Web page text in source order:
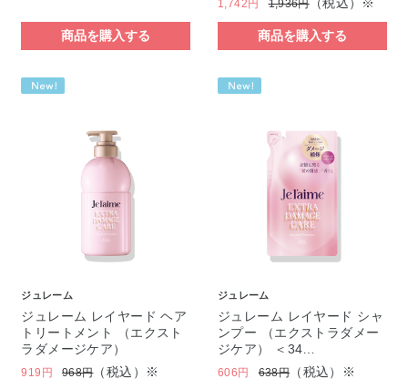
商品を購入する
1,742円 1,936円
商品を購入する
ジュレーム
ジュレーム レイヤード ヘア
トリートメント （エクスト
ラダメージケア）
919円 968円（税込）※
ジュレーム
ジュレーム レイヤード シャ
ンプー （エクストラダメー
ジケア） ＜34…
606円 638円（税込）※